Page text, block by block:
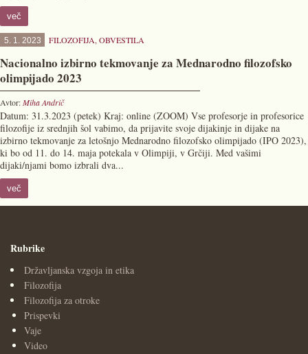
več
5. 1. 2023 FILOZOFIJA, OBVESTILA
Nacionalno izbirno tekmovanje za Mednarodno filozofsko
olimpijado 2023
Avtor:Miha Andrič
Datum: 31.3.2023 (petek) Kraj: online (ZOOM) Vse profesorje in profesorice
filozofije iz srednjih šol vabimo, da prijavite svoje dijakinje in dijake na
izbirno tekmovanje za letošnjo Mednarodno filozofsko olimpijado (IPO 2023),
ki bo od 11. do 14. maja potekala v Olimpiji, v Grčiji. Med vašimi
dijaki/njami bomo izbrali dva...
več
Rubrike
Državljanska vzgoja in etika
Filozofija
Filozofija za otroke
Prispevki
Vaje
Video